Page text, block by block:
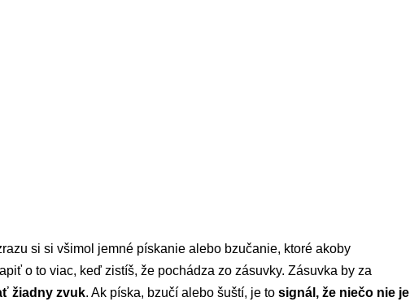
si si všimol jemné pískanie alebo bzučanie, ktoré akoby
o to viac, keď zistíš, že pochádza zo zásuvky. Zásuvka by za
žiadny zvuk. Ak píska, bzučí alebo šuští, je to signál, že niečo nie je